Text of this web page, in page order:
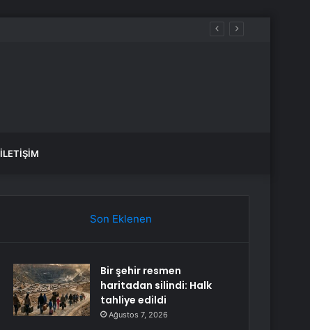
İLETIŞIM
Son Eklenen
Bir şehir resmen
haritadan silindi: Halk
tahliye edildi
Ağustos 7, 2026